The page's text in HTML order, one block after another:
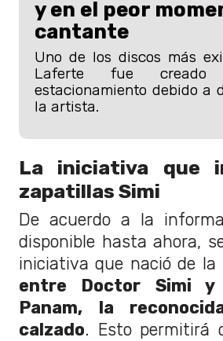
y en el peor
cantante
Uno de los discos más
Laferte fue
estacionamiento debido a
la artista.
La iniciativa que
zapatillas Simi
De acuerdo a la
disponible hasta ahora,
iniciativa que nació de la
entre Doctor Simi y
Panam, la
calzado. Esto permitirá